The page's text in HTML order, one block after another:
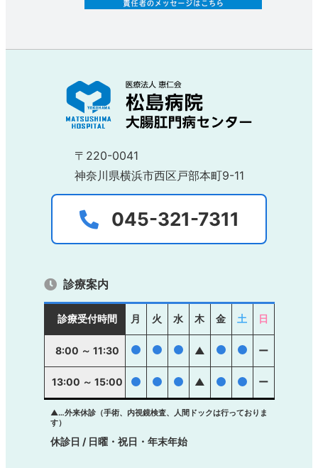
〒220-0041
神奈川県横浜市西区戸部本町9-11
045-321-7311
診療案内
診療受付時間 月 火 水 木 金 土 日
8:00 ～ 11:30 ● ● ● ▲ ● ● ー
13:00 ～ 15:00 ● ● ● ▲ ● ● ー
▲…外来休診（手術、内視鏡検査、人間ドックは行っておりま
す）
休診日 / 日曜・祝日・年末年始